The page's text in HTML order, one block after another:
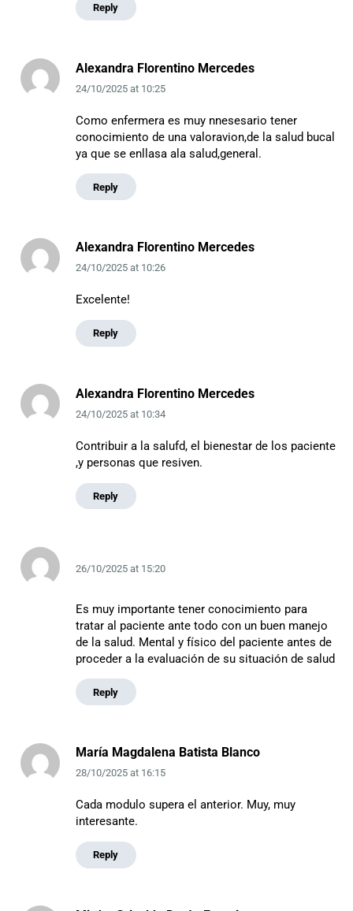
Reply
Alexandra Florentino Mercedes
24/10/2025at 10:25
Como enfermera es muy nnesesario tener
conocimiento de una valoravion,de la salud bucal
ya que se enllasa ala salud,general.
Reply
Alexandra Florentino Mercedes
24/10/2025at 10:26
Excelente!
Reply
Alexandra Florentino Mercedes
24/10/2025at 10:34
Contribuir a la salufd, el bienestar de los paciente
,y personas que resiven.
Reply
26/10/2025at 15:20
Es muy importante tener conocimiento para
tratar al paciente ante todo con un buen manejo
de la salud. Mental y físico del paciente antes de
proceder a la evaluación de su situación de salud
Reply
María Magdalena Batista Blanco
28/10/2025at 16:15
Cada modulo supera el anterior. Muy, muy
interesante.
Reply